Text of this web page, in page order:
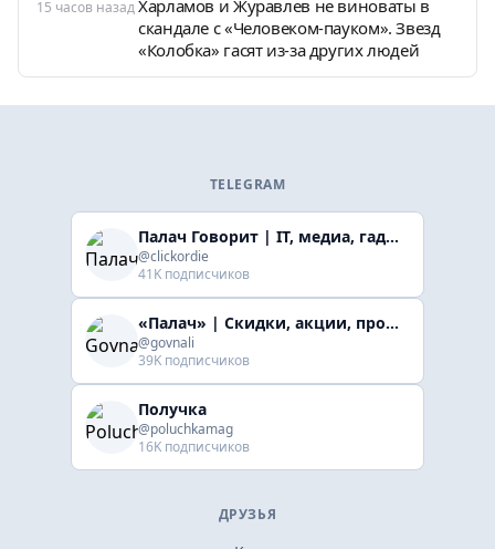
15 часов назадХарламов и Журавлев не виноваты в
скандале с «Человеком-пауком». Звезд
«Колобка» гасят из-за других людей
TELEGRAM
Палач Говорит | IT, медиа, гaджеты, скидки
@clickordie
41K подписчиков
«Палач» | Скидки, акции, промокоды
@govnali
39K подписчиков
Получка
@poluchkamag
16K подписчиков
ДРУЗЬЯ